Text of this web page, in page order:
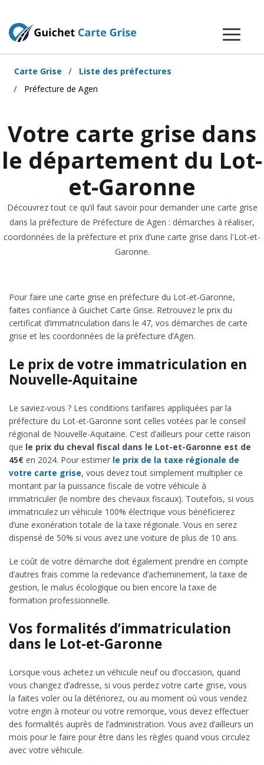
Carte Grise
Liste des préfectures
Préfecture de Agen
Votre carte grise dans
le département du Lot-
et-Garonne
Découvrez tout ce qu’il faut savoir pour demander une carte grise
dans la préfecture de Préfecture de Agen : démarches à réaliser,
coordonnées de la préfecture et prix d’une carte grise dans l'Lot-et-
Garonne.
Pour faire une carte grise en préfecture du Lot-et-Garonne,
faites confiance à Guichet Carte Grise. Retrouvez le prix du
certificat d’immatriculation dans le 47, vos démarches de carte
grise et les coordonnées de la préfecture d’Agen.
Le prix de votre immatriculation en
Nouvelle-Aquitaine
Le saviez-vous ? Les conditions tarifaires appliquées par la
préfecture du Lot-et-Garonne sont celles votées par le conseil
régional de Nouvelle-Aquitaine. C’est d’ailleurs pour cette raison
que le prix du cheval fiscal dans le Lot-et-Garonne est de
45€ en 2024. Pour estimer le prix de la taxe régionale de
votre carte grise, vous devez tout simplement multiplier ce
montant par la puissance fiscale de votre véhicule à
immatriculer (le nombre des chevaux fiscaux). Toutefois, si vous
immatriculez un véhicule 100% électrique vous bénéficierez
d’une exonération totale de la taxe régionale. Vous en serez
dispensé de 50% si vous avez une voiture de plus de 10 ans.
Le coût de votre démarche doit également prendre en compte
d’autres frais comme la redevance d’acheminement, la taxe de
gestion, le malus écologique ou bien encore la taxe de
formation professionnelle.
Vos formalités d’immatriculation
dans le Lot-et-Garonne
Lorsque vous achetez un véhicule neuf ou d’occasion, quand
vous changez d’adresse, si vous perdez votre carte grise, vous
la faites voler ou la détériorez, ou au moment où vous vendez
votre engin à moteur ou votre remorque, vous devez effectuer
des formalités auprès de l’administration. Vous avez d’ailleurs un
mois pour le faire pour être dans les règles quand vous circulez
avec votre véhicule.